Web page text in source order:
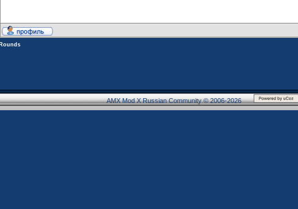
AMX Mod X Russian Community © 2006-2026